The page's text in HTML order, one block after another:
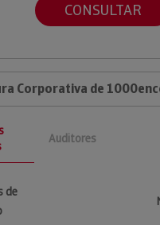
CONSULTAR
Corporativa de
Auditores
de